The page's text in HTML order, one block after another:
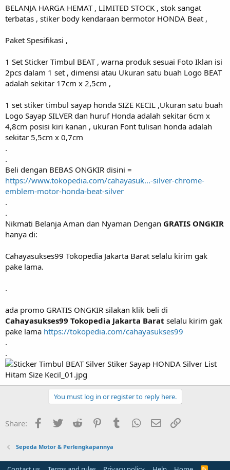
BELANJA HARGA HEMAT , LIMITED STOCK , stok sangat
terbatas , stiker body kendaraan bermotor HONDA Beat ,
Paket Spesifikasi ,
1 Set Sticker Timbul BEAT , warna produk sesuai Foto Iklan isi
2pcs dalam 1 set , dimensi atau Ukuran satu buah Logo BEAT
adalah sekitar 17cm x 2,5cm ,
1 set stiker timbul sayap honda SIZE KECIL ,Ukuran satu buah
Logo Sayap SILVER dan huruf Honda adalah sekitar 6cm x
4,8cm posisi kiri kanan , ukuran Font tulisan honda adalah
sekitar 5,5cm x 0,7cm
.
.
Beli dengan BEBAS ONGKIR disini =
https://www.tokopedia.com/cahayasuk...-silver-chrome-
emblem-motor-honda-beat-silver
.
.
Nikmati Belanja Aman dan Nyaman Dengan GRATIS ONGKIR
hanya di:
Cahayasukses99 Tokopedia Jakarta Barat selalu kirim gak
pake lama.
.
ada promo GRATIS ONGKIR silakan klik beli di
Cahayasukses99 Tokopedia Jakarta Barat selalu kirim gak
pake lama https://tokopedia.com/cahayasukses99
.
.
You must log in or register to reply here.
Share: Facebook
Twitter Reddit PinterestTumblr WhatsApp
Email
Sepeda Motor & Perlengkapannya
R